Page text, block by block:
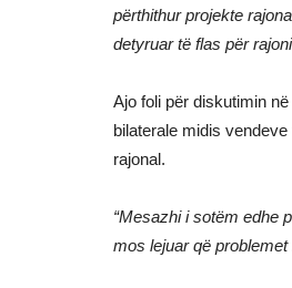
përthithur projekte
detyruar të flas për
Ajo foli për diskutimin
bilaterale midis
rajonal.
“Mesazhi i sotëm edhe
mos lejuar që problemet